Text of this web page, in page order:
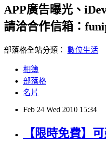
APP廣告曝光、
請洽合作信箱：
部落格全站分類： 數位生活
相簿
部落格
名片
Feb 24 Wed 2010 15:34
【限時免費】